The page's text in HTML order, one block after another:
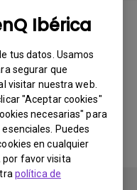
Ibérica
tus datos. Usamos
segurar que
visitar nuestra web.
"Aceptar cookies"
necesarias" para
Puedes
en cualquier
favor visita
política de
Lo más